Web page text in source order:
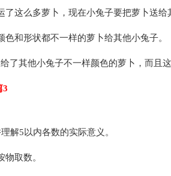
了这么多萝卜，现在小兔子要把萝卜送给
色和形状都不一样的萝卜给其他小兔子。
了其他小兔子不一样颜色的萝卜，而且
3
解5以内各数的实际意义。
物取数。